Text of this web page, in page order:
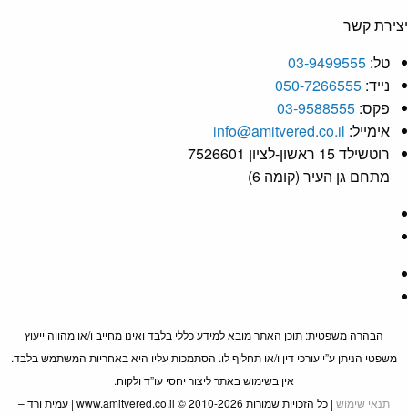
קשר
טל:03-9499555
נייד:050-7266555
פקס:03-9588555
אימייל:info@amitvered.co.il
רוטשילד 15 ראשון-לציון 7526601
מתחם גן העיר (קומה 6)
הבהרה משפטית: תוכן האתר מובא למידע כללי בלבד ואינו מחייב ו/או מהווה ייעוץ
משפטי הניתן ע”י עורכי דין ו/או תחליף לו. הסתמכות עליו היא באחריות המשתמש בלבד.
אין בשימוש באתר ליצור יחסי עו”ד ולקוח.
תנאי שימוש
| כל הזכויות שמורות 2010-2026 © www.amitvered.co.il | עמית ורד –